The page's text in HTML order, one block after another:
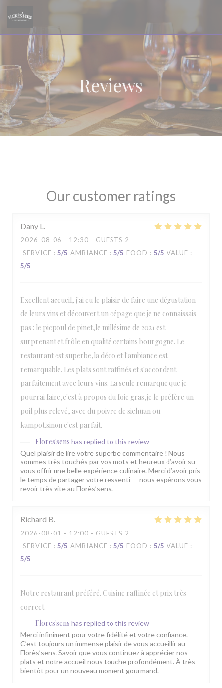
Reviews
Our customer ratings
Dany L
2026-08-06 - 12:30 - GUESTS 2
SERVICE : 5/5 AMBIANCE : 5/5 FOOD : 5/5 VALUE :
5/5
Excellent accueil, j'ai eu le plaisir de faire une dégustation
de leurs vins et découvert un cépage que je ne connaissais
pas : le picpoul de pinet,le millésime de 2021 est
surprenant et frôle en qualité certains bourgogne. Le
restaurant est superbe,la déco et l'ambiance est
remarquable. Les plats sont raffinés et s'accordent
parfaitement avec leurs vins. La seule remarque que je
pourrai faire,c'est à propos du foie gras,je le préfère un
poil plus relevé, avec du poivre de sichuan ou
kampot.sinon c'est parfait.
Flores'sens has replied to this review
Quel plaisir de lire votre superbe commentaire ! Nous
sommes très touchés par vos mots et heureux d’avoir su
vous offrir une belle expérience culinaire. Merci d’avoir pris
le temps de partager votre ressenti — nous espérons vous
revoir très vite au Florès’sens.
Richard B
2026-08-01 - 12:00 - GUESTS 2
SERVICE : 5/5 AMBIANCE : 5/5 FOOD : 5/5 VALUE :
5/5
Notre restaurant préféré. Cuisine raffinée et prix très
correct.
Flores'sens has replied to this review
Merci infiniment pour votre fidélité et votre confiance.
C’est toujours un immense plaisir de vous accueillir au
Florès’sens. Savoir que vous continuez à apprécier nos
plats et notre accueil nous touche profondément. À très
bientôt pour un nouveau moment gourmand.